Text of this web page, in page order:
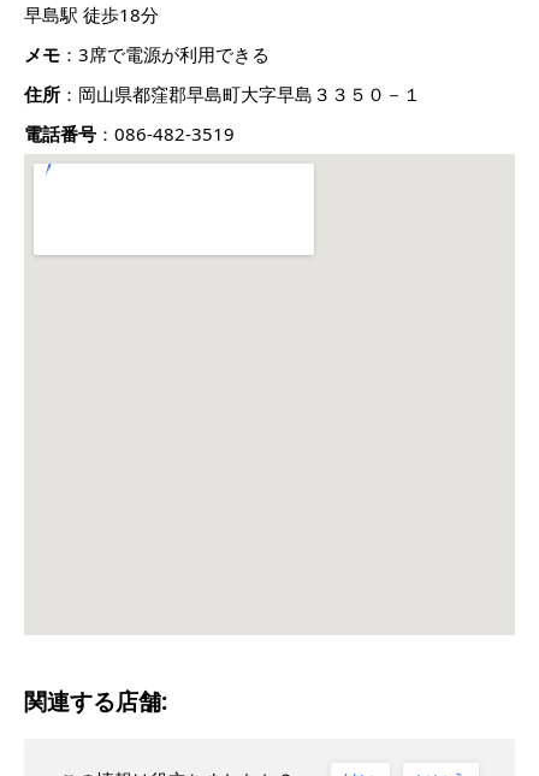
早島駅 徒歩18分
メモ ：3席で電源が利用できる
住所 ：岡山県都窪郡早島町大字早島３３５０－１
電話番号 ：086-482-3519
関連する店舗: